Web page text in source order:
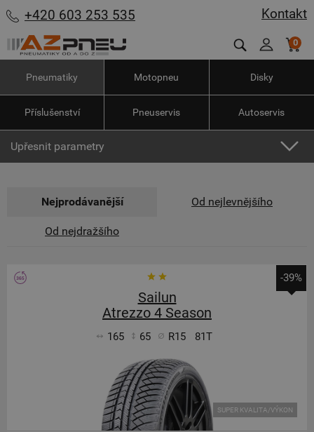
Kontakt
+420 603 253 535
0
Pneumatiky Motopneu Disky
Příslušenství Pneuservis Autoservis
Upřesnit parametry
Nejprodávanější Od nejlevnějšího
Od nejdražšího
-39%
Sailun
Atrezzo 4 Season
165 65 R15 81T
SUPER KVALITA/VÝKON